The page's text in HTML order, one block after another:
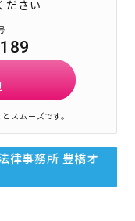
ださい
スムーズです。
律事務所 豊橋オ